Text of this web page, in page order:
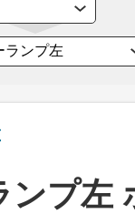
ンプ左